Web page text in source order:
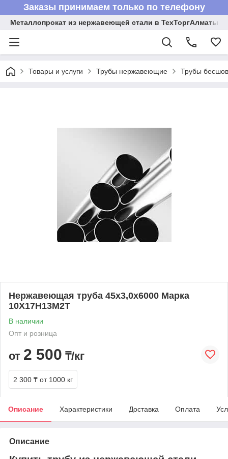
Заказы принимаем только по телефону
Металлопрокат из нержавеющей стали в ТехТоргАлматы
Товары и услуги Трубы нержавеющие Трубы
Нержавеющая труба 45х3,0х6000 Марка
10Х17Н13М2Т
В наличии
Опт и розница
от 2 500 ₸/кг
2 300 ₸ от 1000 кг
Описание Характеристики Доставка Оплата
Описание